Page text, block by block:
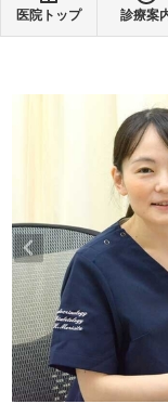
医院トップ 診療案